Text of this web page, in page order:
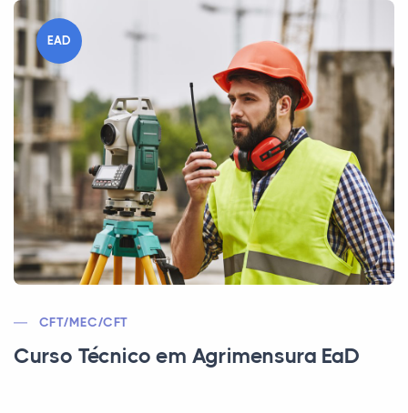
EAD
CFT/MEC/CFT
Curso Técnico em Agrimensura EaD